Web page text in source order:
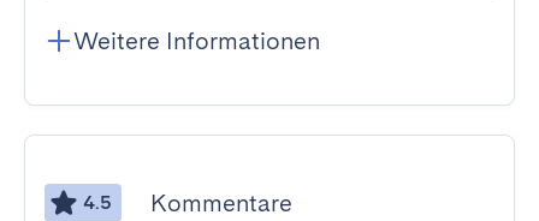
Weitere Informationen
4.5 Kommentare